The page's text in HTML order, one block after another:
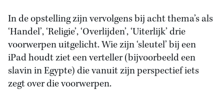
In de opstelling zijn vervolgens bij acht thema’s als
‘Handel’, ‘Religie’, ‘Overlijden’, ‘Uiterlijk’ drie
voorwerpen uitgelicht. Wie zijn ‘sleutel’ bij een
iPad houdt ziet een verteller (bijvoorbeeld een
slavin in Egypte) die vanuit zijn perspectief iets
zegt over die voorwerpen.